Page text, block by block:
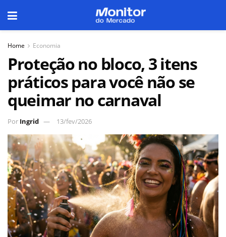
Home Economia
Proteção no bloco, 3 itens
práticos para você não se
queimar no carnaval
Por Ingrid 13/fev/2026